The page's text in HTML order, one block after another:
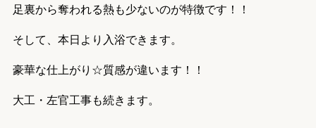
足裏から奪われる熱も少ないのが特徴です！！
そして、本日より入浴できます。
豪華な仕上がり☆質感が違います！！
大工・左官工事も続きます。